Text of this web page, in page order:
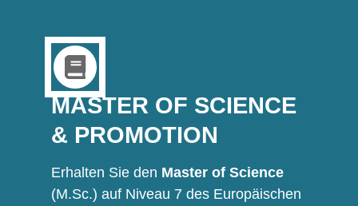
MASTER OF SCIENCE
& PROMOTION
Erhalten Sie den Master of Science
(M.Sc.) auf Niveau 7 des Europäischen